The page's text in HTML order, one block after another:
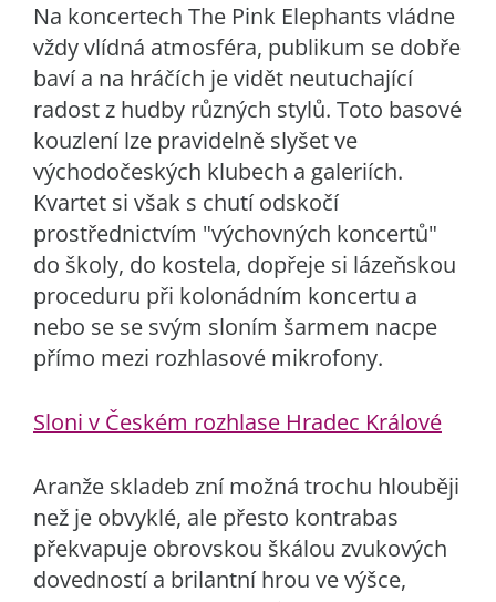
Na koncertech The Pink Elephants vládne
vždy vlídná atmosféra, publikum se dobře
baví a na hráčích je vidět neutuchající
radost z hudby různých stylů. Toto basové
kouzlení lze pravidelně slyšet ve
východočeských klubech a galeriích.
Kvartet si však s chutí odskočí
prostřednictvím "výchovných koncertů"
do školy, do kostela, dopřeje si lázeňskou
proceduru při kolonádním koncertu a
nebo se se svým sloním šarmem nacpe
přímo mezi rozhlasové mikrofony.
Sloni v Českém rozhlase Hradec Králové
Aranže skladeb zní možná trochu hlouběji
než je obvyklé, ale přesto kontrabas
překvapuje obrovskou škálou zvukových
dovedností a brilantní hrou ve výšce,